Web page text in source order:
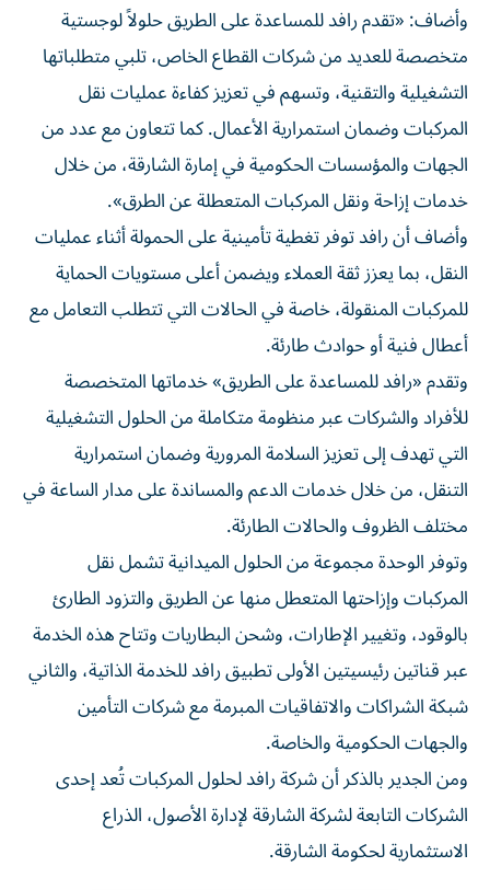
وأضاف: «تقدم رافد للمساعدة على الطريق حلولاً لوجستية
متخصصة للعديد من شركات القطاع الخاص، تلبي متطلباتها
التشغيلية والتقنية، وتسهم في تعزيز كفاءة عمليات نقل
المركبات وضمان استمرارية الأعمال. كما تتعاون مع عدد من
الجهات والمؤسسات الحكومية في إمارة الشارقة، من خلال
خدمات إزاحة ونقل المركبات المتعطلة عن الطرق».
وأضاف أن رافد توفر تغطية تأمينية على الحمولة أثناء عمليات
النقل، بما يعزز ثقة العملاء ويضمن أعلى مستويات الحماية
للمركبات المنقولة، خاصة في الحالات التي تتطلب التعامل مع
أعطال فنية أو حوادث طارئة.
وتقدم «رافد للمساعدة على الطريق» خدماتها المتخصصة
للأفراد والشركات عبر منظومة متكاملة من الحلول التشغيلية
التي تهدف إلى تعزيز السلامة المرورية وضمان استمرارية
التنقل، من خلال خدمات الدعم والمساندة على مدار الساعة في
مختلف الظروف والحالات الطارئة.
وتوفر الوحدة مجموعة من الحلول الميدانية تشمل نقل
المركبات وإزاحتها المتعطل منها عن الطريق والتزود الطارئ
بالوقود، وتغيير الإطارات، وشحن البطاريات وتتاح هذه الخدمة
عبر قناتين رئيسيتين الأولى تطبيق رافد للخدمة الذاتية، والثاني
شبكة الشراكات والاتفاقيات المبرمة مع شركات التأمين
والجهات الحكومية والخاصة.
ومن الجدير بالذكر أن شركة رافد لحلول المركبات تُعد إحدى
الشركات التابعة لشركة الشارقة لإدارة الأصول، الذراع
الاستثمارية لحكومة الشارقة.